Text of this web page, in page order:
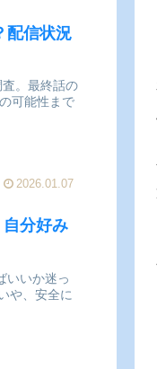
配信状況
。最終話の
可能性まで
2026.01.07
分好み
いいか迷っ
や、安全に